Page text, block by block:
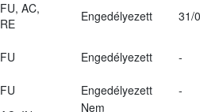
FU, AC,
RE
Engedélyezett
31/
FU Engedélyezett -
FU Engedélyezett
-
Nem